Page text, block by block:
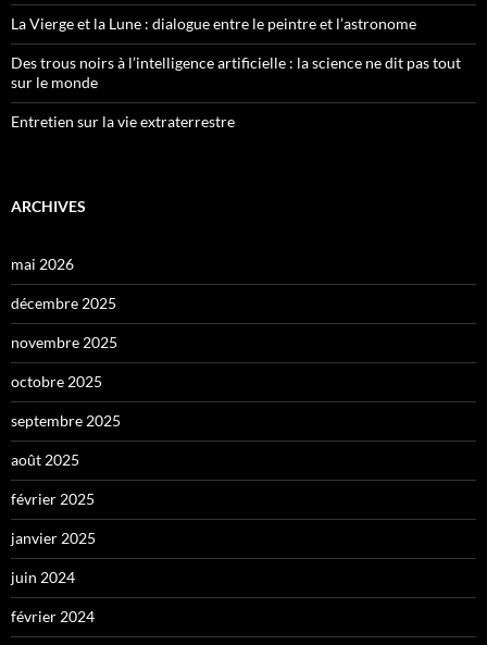
La Vierge et la Lune : dialogue entre le peintre et l’astronome
Des trous noirs à l’intelligence artificielle : la science ne dit pas tout
sur le monde
Entretien sur la vie extraterrestre
ARCHIVES
mai 2026
décembre 2025
novembre 2025
octobre 2025
septembre 2025
août 2025
février 2025
janvier 2025
juin 2024
février 2024